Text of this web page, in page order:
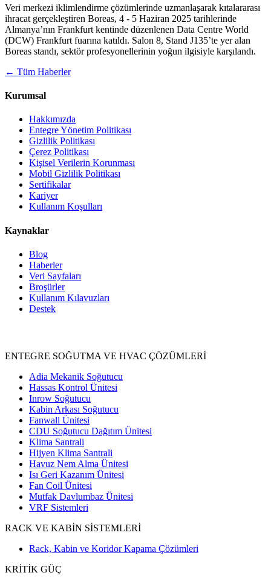
Veri merkezi iklimlendirme çözümlerinde uzmanlaşarak kıtalararası
ihracat gerçekleştiren Boreas, 4 - 5 Haziran 2025 tarihlerinde
Almanya’nın Frankfurt kentinde düzenlenen Data Centre World
(DCW) Frankfurt fuarına katıldı. Salon 8, Stand J135’te yer alan
Boreas standı, sektör profesyonellerinin yoğun ilgisiyle karşılandı.
← Tüm Haberler
Kurumsal
Hakkımızda
Entegre Yönetim Politikası
Gizlilik Politikası
Çerez Politikası
Kişisel Verilerin Korunması
Mobil Gizlilik Politikası
Sertifikalar
Kariyer
Kullanım Koşulları
Kaynaklar
Blog
Haberler
Veri Sayfaları
Broşürler
Kullanım Kılavuzları
Destek
ENTEGRE SOĞUTMA VE HVAC ÇÖZÜMLERİ
Adia Mekanik Soğutucu
Hassas Kontrol Ünitesi
Inrow Soğutucu
Kabin Arkası Soğutucu
Fanwall Ünitesi
CDU Soğutucu Dağıtım Ünitesi
Klima Santrali
Hijyen Klima Santrali
Havuz Nem Alma Ünitesi
Isı Geri Kazanım Ünitesi
Fan Coil Ünitesi
Mutfak Davlumbaz Ünitesi
VRF Sistemleri
RACK VE KABİN SİSTEMLERİ
Rack, Kabin ve Koridor Kapama Çözümleri
KRİTİK GÜÇ